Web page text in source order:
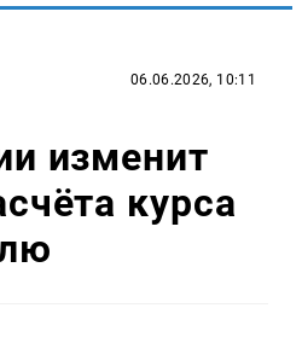
06.06.2026, 10:11
изменит
курса